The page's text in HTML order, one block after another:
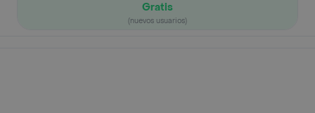
Gratis
(nuevos usuarios)